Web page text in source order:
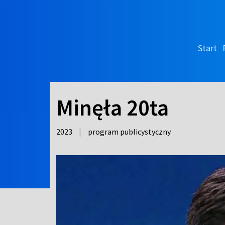
Start
Minęła 20ta
2023 | program publicystyczny